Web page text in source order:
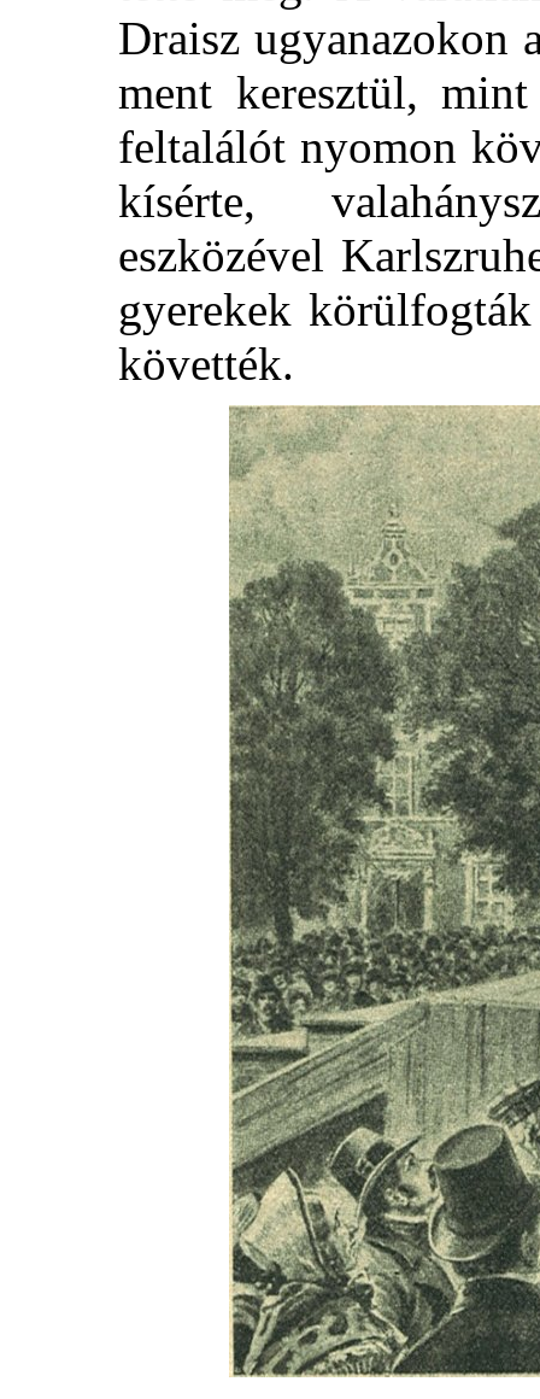
Draisz ugyanazokon
ment keresztül,
feltalálót nyomon
kísérte,
eszközével
gyerekek
követték.